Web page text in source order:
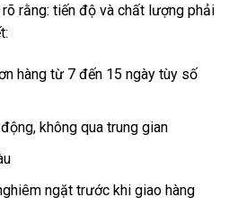
rõ rằng: tiến độ và chất lượng phải
hàng từ 7 đến 15 ngày tùy số
không qua trung gian
ngặt trước khi giao hàng